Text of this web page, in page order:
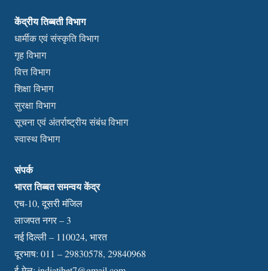
केंद्रीय तिब्बती विभाग
धार्मीक एवं संस्कृति विभाग
गृह विभाग
वित्त विभाग
शिक्षा विभाग
सुरक्षा विभाग
सूचना एवं अंतर्राष्ट्रीय संबंध विभाग
स्वास्थ विभाग
संपर्क
भारत तिब्बत समन्वय केंद्र
एच-10, दूसरी मंजिल
लाजपत नगर – 3
नई दिल्ली – 110024, भारत
दूरभाष: 011 – 29830578, 29840968